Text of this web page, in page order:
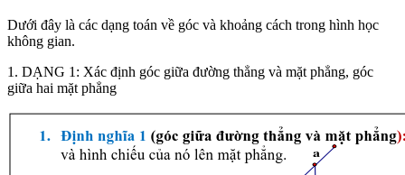
Dưới đây là các dạng toán về góc và khoảng cách trong hình học
không gian.
1. DẠNG 1: Xác định góc giữa đường thẳng và mặt phẳng, góc
giữa hai mặt phẳng